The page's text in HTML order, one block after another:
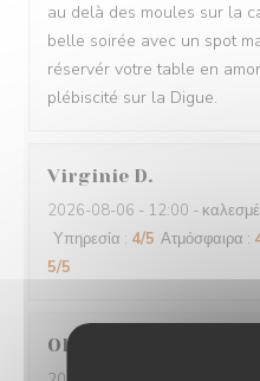
au delà des moules sur la
belle soirée avec un spot
réservér votre table en
plébiscité sur la Digue.
Virginie D
2026-08-06 - 12:00 -
Υπηρεσία : 4/5 Ατμόσφαιρα :
5/5
Olivier